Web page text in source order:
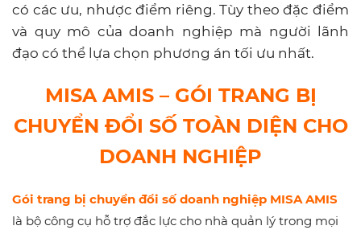
có các ưu, nhược điểm riêng. Tùy theo đặc điểm
và quy mô của doanh nghiệp mà người lãnh
đạo có thể lựa chọn phương án tối ưu nhất.
MISA AMIS – GÓI TRANG BỊ
CHUYỂN ĐỔI SỐ TOÀN DIỆN CHO
DOANH NGHIỆP
Gói trang bị chuyển đổi số doanh nghiệp MISA AMIS
là bộ công cụ hỗ trợ đắc lực cho nhà quản lý trong mọi